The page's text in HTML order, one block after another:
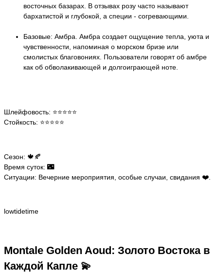
восточных базарах. В отзывах розу часто называют
бархатистой и глубокой, а специи - согревающими.
Базовые: Амбра. Амбра создает ощущение тепла, уюта и
чувственности, напоминая о морском бризе или
смолистых благовониях. Пользователи говорят об амбре
как об обволакивающей и долгоиграющей ноте.
Шлейфовость: ⭐️⭐️⭐️⭐️⭐️
Стойкость: ⭐️⭐️⭐️⭐️⭐️
Сезон: 🍁🍂
Время суток: 🌃
Ситуации: Вечерние мероприятия, особые случаи, свидания ❤️.
lowtidetime
Montale Golden Aoud: Золото Востока в
Каждой Капле 💫